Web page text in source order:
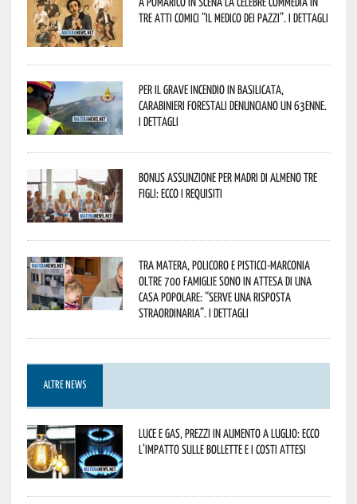
tre atti comici “Il medico dei pazzi”. I dettagli
Per il grave incendio in Basilicata,
Carabinieri forestali denunciano un 63enne.
I dettagli
Bonus assunzione per madri di almeno tre
figli: ecco i requisiti
Tra Matera, Policoro e Pisticci-Marconia
oltre 700 famiglie sono in attesa di una
casa popolare: “serve una risposta
straordinaria”. I dettagli
ALTRE NEWS
Luce e gas, prezzi in aumento a luglio: ecco
l’impatto sulle bollette e i costi attesi